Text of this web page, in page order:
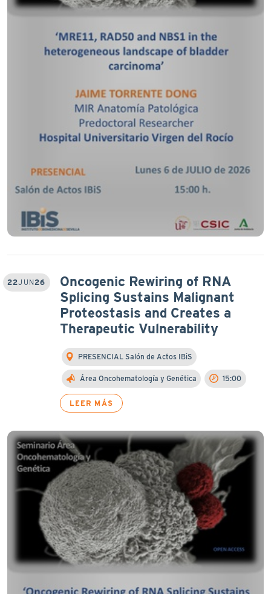
22JUN26
Oncogenic Rewiring of RNA
Splicing Sustains Malignant
Proteostasis and Creates a
Therapeutic Vulnerability
PRESENCIAL Salón de Actos IBiS
Área Oncohematología y Genética 15:00
LEER MÁS